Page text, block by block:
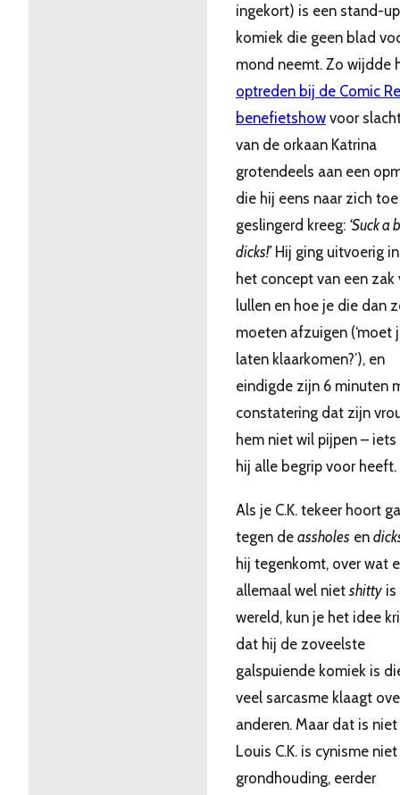
ingekort) is een stand-
komiek die geen blad
mond neemt. Zo wijdde
optreden bij de Comic
benefietshow voor
van de orkaan Katrina
grotendeels aan een
die hij eens naar zich toe
geslingerd kreeg: ‘Suck a
dicks!’Hij ging uitvoerig
het concept van een zak
lullen en hoe je die dan
moeten afzuigen (‘moet
laten klaarkomen?’), en
eindigde zijn 6 minuten
constatering dat zijn
hem niet wil pijpen – iets
hij alle begrip voor heeft.
Als je C.K. tekeer hoort
tegen de assholes en
hij tegenkomt, over wat
allemaal wel niet shitty is
wereld, kun je het idee
dat hij de zoveelste
galspuiende komiek is
veel sarcasme klaagt
anderen. Maar dat is
Louis C.K. is cynisme
grondhouding, eerder